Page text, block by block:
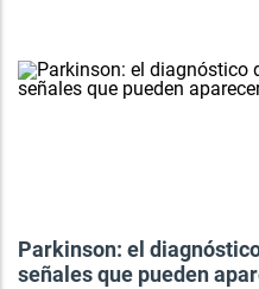
Parkinson: el
señales que pueden